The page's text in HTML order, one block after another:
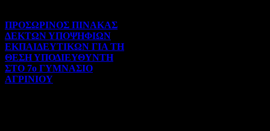
ΠΡΟΣΩΡΙΝΟΣ ΠΙΝΑΚΑΣ
ΔΕΚΤΩΝ ΥΠΟΨΗΦΙΩΝ
ΕΚΠΑΙΔΕΥΤΙΚΩΝ ΓΙΑ ΤΗ
ΘΕΣΗ ΥΠΟΔΙΕΥΘΥΝΤΗ
ΣΤΟ 7ο ΓΥΜΝΑΣΙΟ
ΑΓΡΙΝΙΟΥ